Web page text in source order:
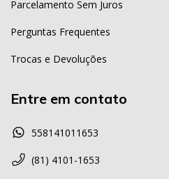
Parcelamento Sem Juros
Perguntas Frequentes
Trocas e Devoluções
Entre em contato
558141011653
(81) 4101-1653